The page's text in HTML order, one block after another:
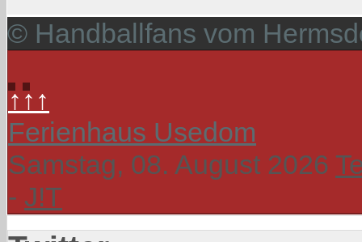
© Handballfans vom
↑↑↑
Ferienhaus Usedom
Samstag, 08. August 2026
- J!T